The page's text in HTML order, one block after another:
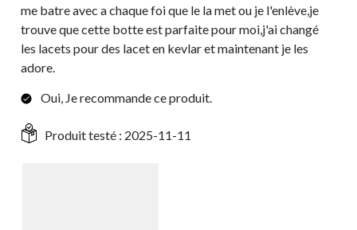
me batre avec a chaque foi que le la met ou je l'enlève,je
trouve que cette botte est parfaite pour moi,j'ai changé
les lacets pour des lacet en kevlar et maintenant je les
adore.
Oui, Je recommande ce produit.
Produit testé : 2025-11-11